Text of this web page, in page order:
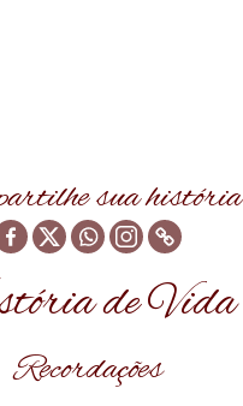
sua história
de Vida
Recordações